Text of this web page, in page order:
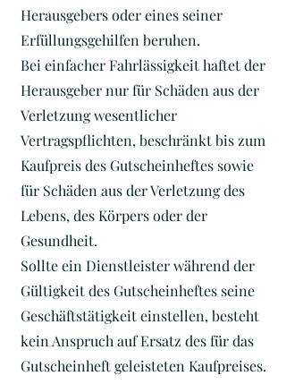
Herausgebers oder eines seiner
Erfüllungsgehilfen beruhen.
Bei einfacher Fahrlässigkeit haftet der
Herausgeber nur für Schäden aus der
Verletzung wesentlicher
Vertragspflichten, beschränkt bis zum
Kaufpreis des Gutscheinheftes sowie
für Schäden aus der Verletzung des
Lebens, des Körpers oder der
Gesundheit.
Sollte ein Dienstleister während der
Gültigkeit des Gutscheinheftes seine
Geschäftstätigkeit einstellen, besteht
kein Anspruch auf Ersatz des für das
Gutscheinheft geleisteten Kaufpreises.